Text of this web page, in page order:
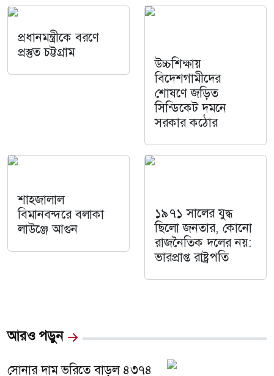
প্রধানমন্ত্রীকে বরণে
প্রস্তুত চট্টগ্রাম
উচ্চশিক্ষায়
বিদেশগামীদের
শোষণে জড়িত
সিন্ডিকেট দমনে
সরকার কঠোর
শাহজালাল
বিমানবন্দরে বলাকা
লাউঞ্জে আগুন
১৯৭১ সালের যুদ্ধ
ছিলো জনতার, কোনো
রাজনৈতিক দলের নয়:
ভারপ্রাপ্ত রাষ্ট্রপতি
আরও পড়ুন
সোনার দাম ভরিতে বাড়ল ৪৩৭৪